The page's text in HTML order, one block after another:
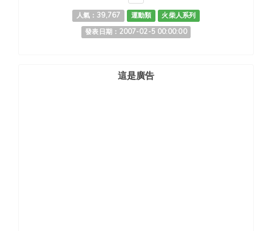
人氣：39,767 運動類
火柴人系列
發表日期：2007-02-5 00:00:00
這是廣告